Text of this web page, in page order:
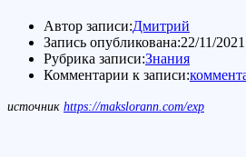
Автор записи:Дмитрий
Запись опубликована:22/11/2021
Рубрика записи:Знания
Комментарии к записи:
источник https://makslorann.com/exp